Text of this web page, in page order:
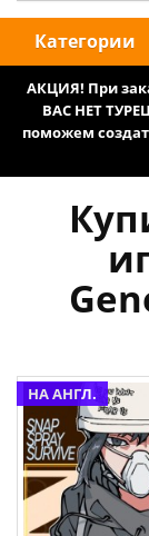
Категории
АКЦИЯ! При
ВАС НЕТ
поможем
НА АНГЛ.